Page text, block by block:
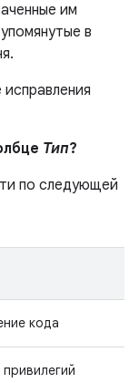
им
в
Тип?
по следующей
кода